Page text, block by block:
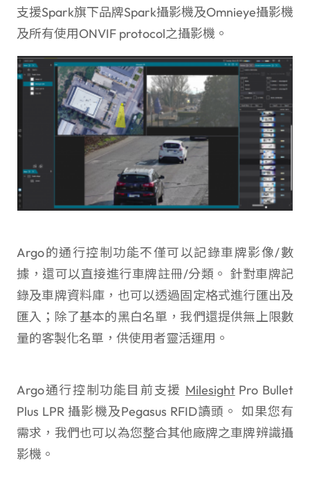
支援Spark旗下品牌Spark攝影機及Omnieye攝影機
及所有使用ONVIF protocol之攝影機。
Argo的通行控制功能不僅可以記錄車牌影像/數
據，還可以直接進行車牌註冊/分類。 針對車牌記
錄及車牌資料庫，也可以透過固定格式進行匯出及
匯入；除了基本的黑白名單，我們還提供無上限數
量的客製化名單，供使用者靈活運用。
Argo通行控制功能目前支援 MilesightPro Bullet
Plus LPR 攝影機及Pegasus RFID讀頭。 如果您有
需求，我們也可以為您整合其他廠牌之車牌辨識攝
影機。